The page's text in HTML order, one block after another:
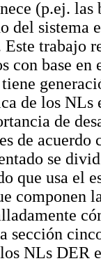
(p.ej.
del sistema
trabajo
con base
de los NLs
de
de acuerdo
se
que usa el
componen
sección
NLs DER